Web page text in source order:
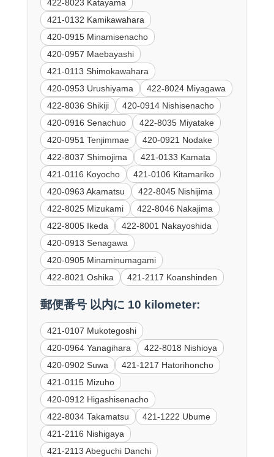
422-8023 Katayama
421-0132 Kamikawahara
420-0915 Minamisenacho
420-0957 Maebayashi
421-0113 Shimokawahara
420-0953 Urushiyama
422-8024 Miyagawa
422-8036 Shikiji
420-0914 Nishisenacho
420-0916 Senachuo
422-8035 Miyatake
420-0951 Tenjimmae
420-0921 Nodake
422-8037 Shimojima
421-0133 Kamata
421-0116 Koyocho
421-0106 Kitamariko
420-0963 Akamatsu
422-8045 Nishijima
422-8025 Mizukami
422-8046 Nakajima
422-8005 Ikeda
422-8001 Nakayoshida
420-0913 Senagawa
420-0905 Minaminumagami
422-8021 Oshika
421-2117 Koanshinden
郵便番号 以内に 10 kilometer:
421-0107 Mukotegoshi
420-0964 Yanagihara
422-8018 Nishioya
420-0902 Suwa
421-1217 Hatorihoncho
421-0115 Mizuho
420-0912 Higashisenacho
422-8034 Takamatsu
421-1222 Ubume
421-2116 Nishigaya
421-2113 Abeguchi Danchi